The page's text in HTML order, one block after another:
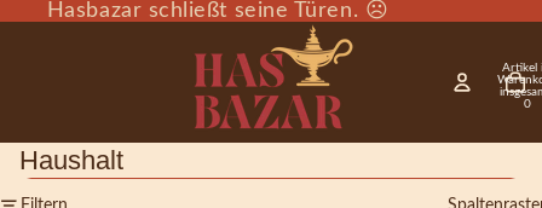
Hasbazar schließt seine Türen. ☹️
Artikel
0
Haushalt